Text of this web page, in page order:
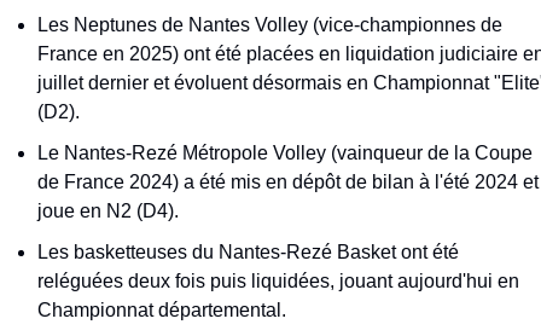
Les Neptunes de Nantes Volley (vice-championnes de
France en 2025) ont été placées en liquidation judiciaire
juillet dernier et évoluent désormais en Championnat
(D2).
Le Nantes-Rezé Métropole Volley (vainqueur de la Coupe
de France 2024) a été mis en dépôt de bilan à l'été 2024 et
joue en N2 (D4).
Les basketteuses du Nantes-Rezé Basket ont été
reléguées deux fois puis liquidées, jouant aujourd'hui en
Championnat départemental.